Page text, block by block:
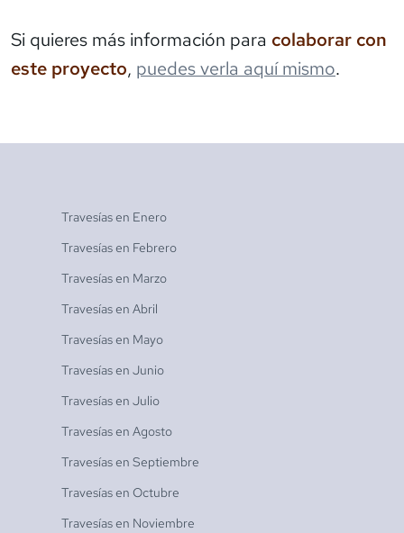
Si quieres más información para colaborar con
este proyecto, puedes verla aquí mismo.
Travesías en Enero
Travesías en Febrero
Travesías en Marzo
Travesías en Abril
Travesías en Mayo
Travesías en Junio
Travesías en Julio
Travesías en Agosto
Travesías en Septiembre
Travesías en Octubre
Travesías en Noviembre